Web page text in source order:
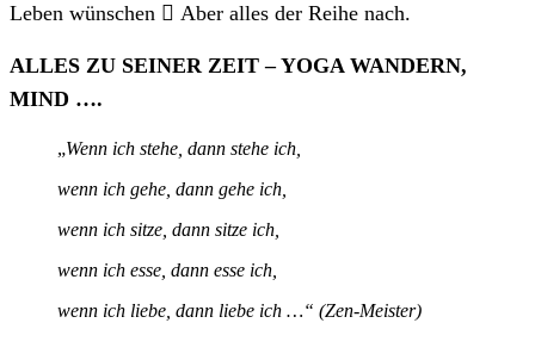
Leben wünschen  Aber alles der Reihe nach.
ALLES ZU SEINER ZEIT – YOGA WANDERN,
MIND ….
„Wenn ich stehe, dann stehe ich,
wenn ich gehe, dann gehe ich,
wenn ich sitze, dann sitze ich,
wenn ich esse, dann esse ich,
wenn ich liebe, dann liebe ich …“ (Zen-Meister)